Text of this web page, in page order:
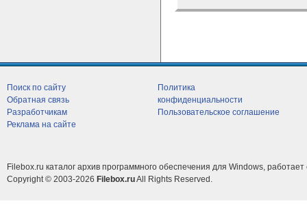
Поиск по сайту
Обратная связь
Разработчикам
Реклама на сайте
Политика
конфиденциальности
Пользовательское соглашение
Filebox.ru каталог архив программного обеспечения для Windows, работает
Copyright © 2003-2026 Filebox.ruAll Rights Reserved.